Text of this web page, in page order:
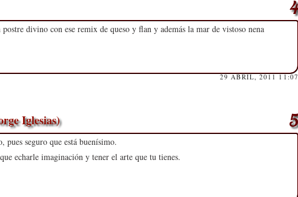
postre divino con ese remix de queso y flan y además la mar de vistoso nena
29 ABRIL, 2011 11:07
Iglesias)
pues seguro que está buenísimo.
echarle imaginación y tener el arte que tu tienes.